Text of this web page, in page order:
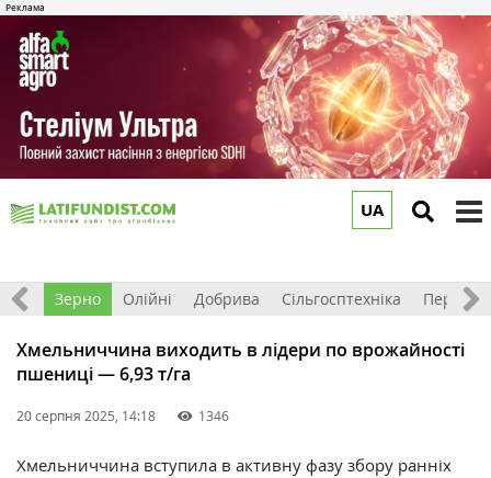
UA
Світ Зерно Олійні Добрива Сільгосптехніка
Хмельниччина виходить в лідери по врожайності
пшениці — 6,93 т/га
20 серпня 2025, 14:18 1346
Хмельниччина вступила в активну фазу збору ранніх